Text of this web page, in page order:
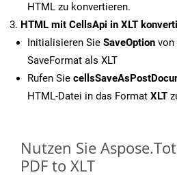
HTML zu konvertieren.
HTML mit CellsApi in XLT
Initialisieren Sie SaveOption von
SaveFormat als XLT
Rufen Sie
HTML-Datei in das Format XLT
Nutzen Sie
PDF to XLT